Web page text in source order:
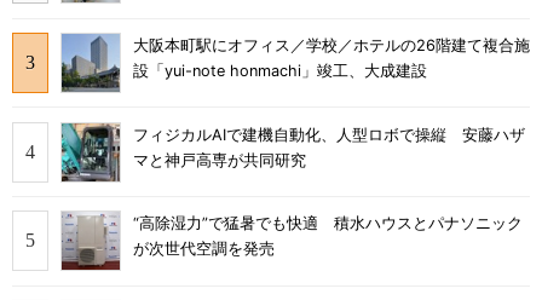
大阪本町駅にオフィス／学校／ホテルの26階建て複合施
設「yui-note honmachi」竣工、大成建設
フィジカルAIで建機自動化、人型ロボで操縦 安藤ハザ
マと神戸高専が共同研究
“高除湿力”で猛暑でも快適 積水ハウスとパナソニック
が次世代空調を発売